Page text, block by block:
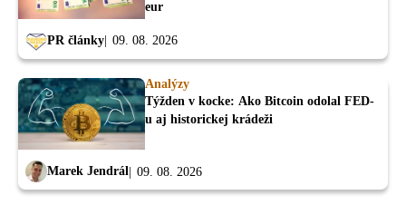
eur
PR články 09. 08. 2026
Analýzy
Týžden v kocke: Ako Bitcoin odolal FED-
u aj historickej krádeži
Marek Jendrál 09. 08. 2026